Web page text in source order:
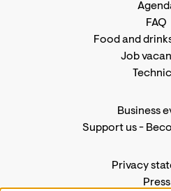
FAQ
Food and
Job
Business
Support us-
Privacy
Press